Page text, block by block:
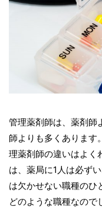
管理薬剤師は、薬剤師
師よりも多くあります
理薬剤師の違いはよく
は、薬局に1人は必ず
は欠かせない職種のひ
どのような職種なので